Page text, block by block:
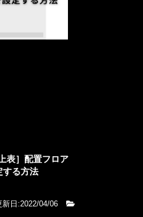
表］配置フロア
する方法
新日:2022/04/06